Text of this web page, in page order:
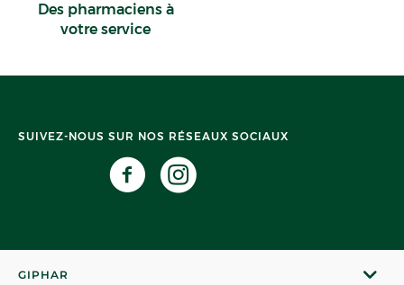
Des pharmaciens à
votre service
SUIVEZ-NOUS SUR NOS RÉSEAUX SOCIAUX
GIPHAR